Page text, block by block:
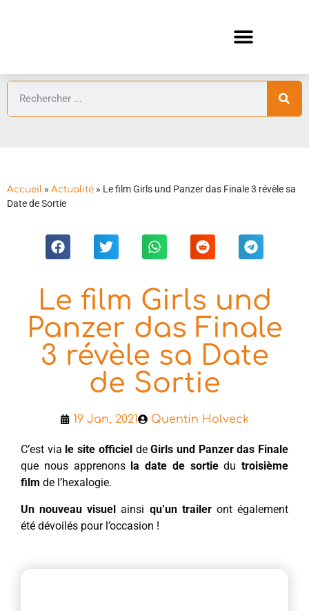
Accueil » Actualité » Le film Girls und Panzer das Finale 3 révèle sa
Date de Sortie
Le film Girls und
Panzer das Finale
3 révèle sa Date
de Sortie
19 Jan, 2021 Quentin Holveck
C’est via le site officieldeGirls und Panzer das Finale
que nous apprenons la date de sortiedu troisième
film de l’hexalogie.
Un nouveau visuel ainsi qu’un traileront également
été dévoilés pour l’occasion !